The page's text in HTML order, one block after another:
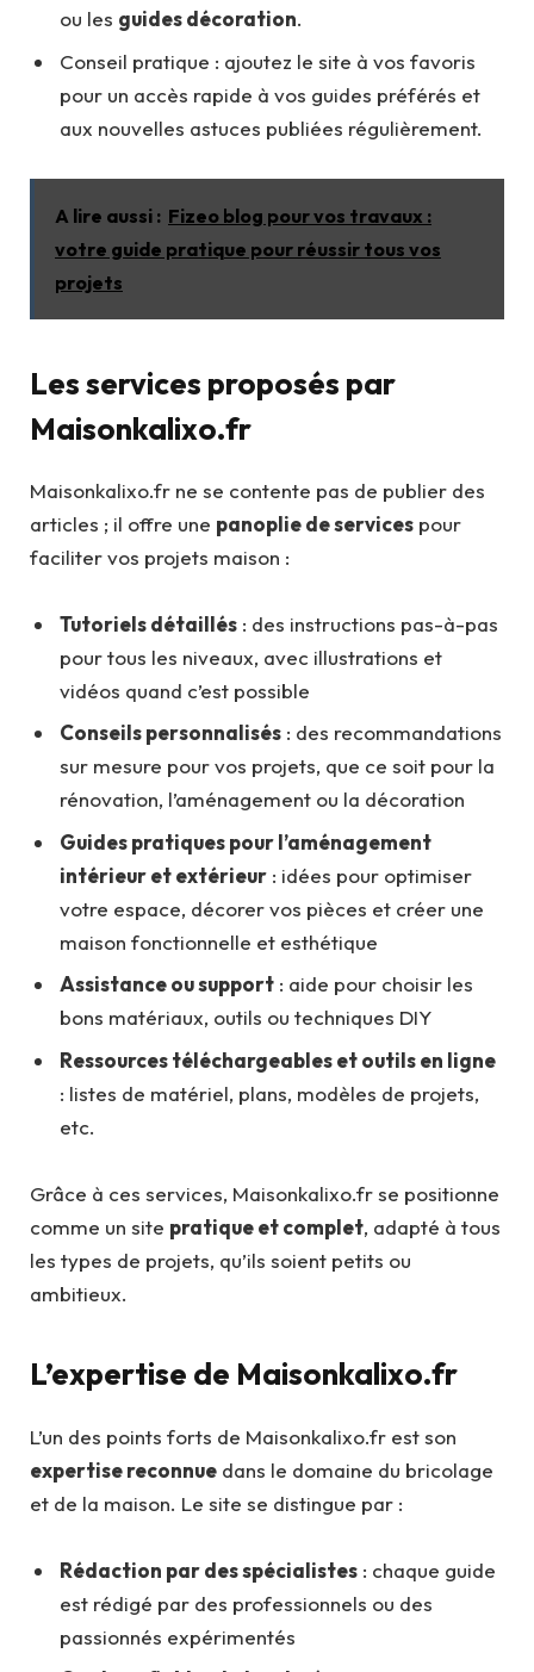
ou les guides décoration.
Conseil pratique : ajoutez le site à vos favoris
pour un accès rapide à vos guides préférés et
aux nouvelles astuces publiées régulièrement.
A lire aussi : Fizeo blog pour vos travaux :
votre guide pratique pour réussir tous vos
projets
Les services proposés par
Maisonkalixo.fr
Maisonkalixo.fr ne se contente pas de publier des
articles ; il offre une panoplie de services pour
faciliter vos projets maison :
Tutoriels détaillés : des instructions pas-à-pas
pour tous les niveaux, avec illustrations et
vidéos quand c’est possible
Conseils personnalisés : des recommandations
sur mesure pour vos projets, que ce soit pour la
rénovation, l’aménagement ou la décoration
Guides pratiques pour l’aménagement
intérieur et extérieur : idées pour optimiser
votre espace, décorer vos pièces et créer une
maison fonctionnelle et esthétique
Assistance ou support : aide pour choisir les
bons matériaux, outils ou techniques DIY
Ressources téléchargeables et outils en ligne
: listes de matériel, plans, modèles de projets,
etc.
Grâce à ces services, Maisonkalixo.fr se positionne
comme un site pratique et complet, adapté à tous
les types de projets, qu’ils soient petits ou
ambitieux.
L’expertise de Maisonkalixo.fr
L’un des points forts de Maisonkalixo.fr est son
expertise reconnue dans le domaine du bricolage
et de la maison. Le site se distingue par :
Rédaction par des spécialistes : chaque guide
est rédigé par des professionnels ou des
passionnés expérimentés